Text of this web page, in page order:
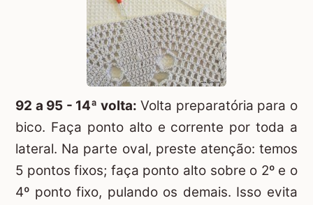
92 a 95 - 14ª volta: Volta preparatória para o
bico. Faça ponto alto e corrente por toda a
lateral. Na parte oval, preste atenção: temos
5 pontos fixos; faça ponto alto sobre o 2º e o
4º ponto fixo, pulando os demais. Isso evita